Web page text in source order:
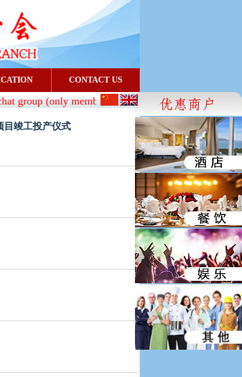
CONTACT US
group (only members can join): CBA_SG-
目竣工投产仪式